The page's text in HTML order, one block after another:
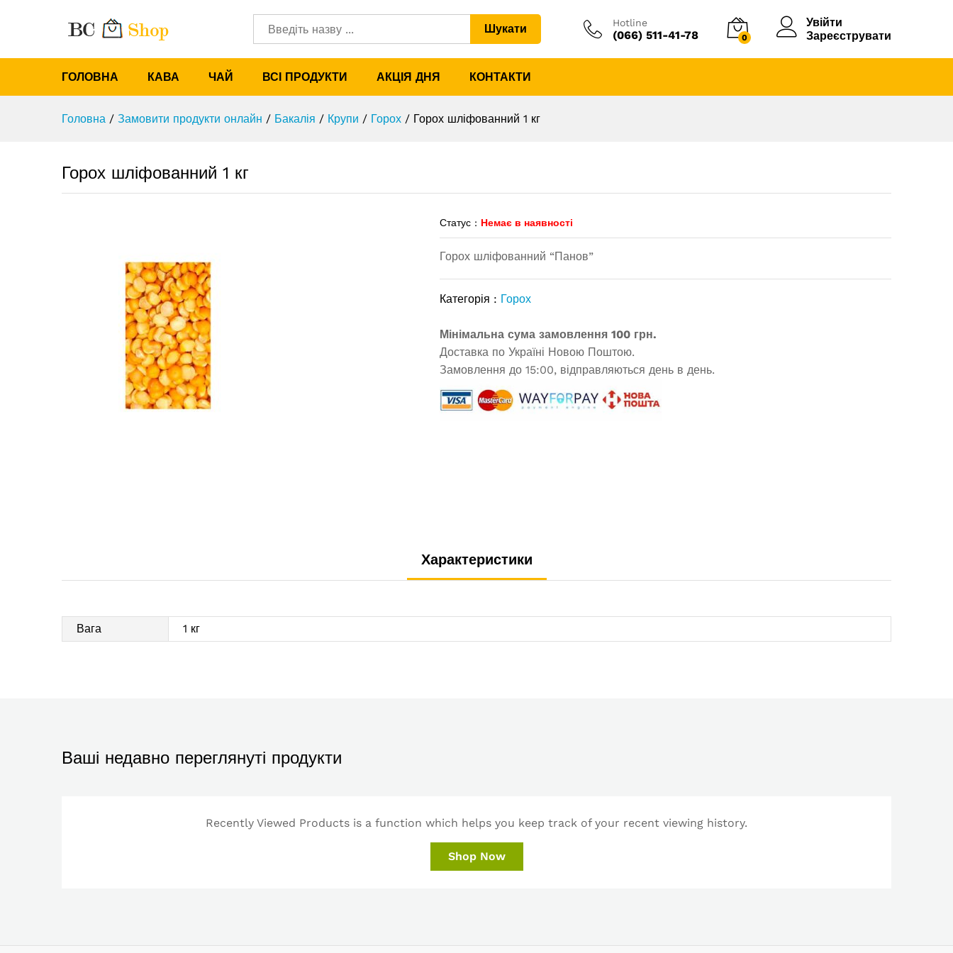
Категорії Шукати Hotline
(066) 511-41-78 0
Увійти
Зареєструвати
ГОЛОВНА КАВА ЧАЙ ВСІ ПРОДУКТИ АКЦІЯ ДНЯ КОНТАКТИ
Головна / Замовити продукти онлайн / Бакалія / Крупи / Горох / Горох шліфованний 1 кг
Горох шліфованний 1 кг
Статус : Немає в наявності
Горох шліфованний “Панов”
Категорія : Горох
Мінімальна сума замовлення 100 грн.
Доставка по Україні Новою Поштою.
Замовлення до 15:00, відправляються день в день.
Характеристики
Вага 1 кг
Ваші недавно переглянуті продукти
Recently Viewed Products is a function which helps you keep track of your recent viewing history.
Shop Now
Характеристики